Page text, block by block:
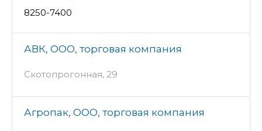
8250-7400
АВК, ООО, торговая компания
Скотопрогонная, 29
Агропак, ООО, торговая компания